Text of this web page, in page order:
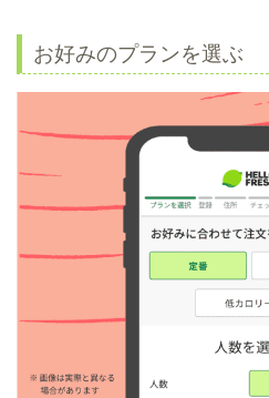
お好みのプランを選ぶ